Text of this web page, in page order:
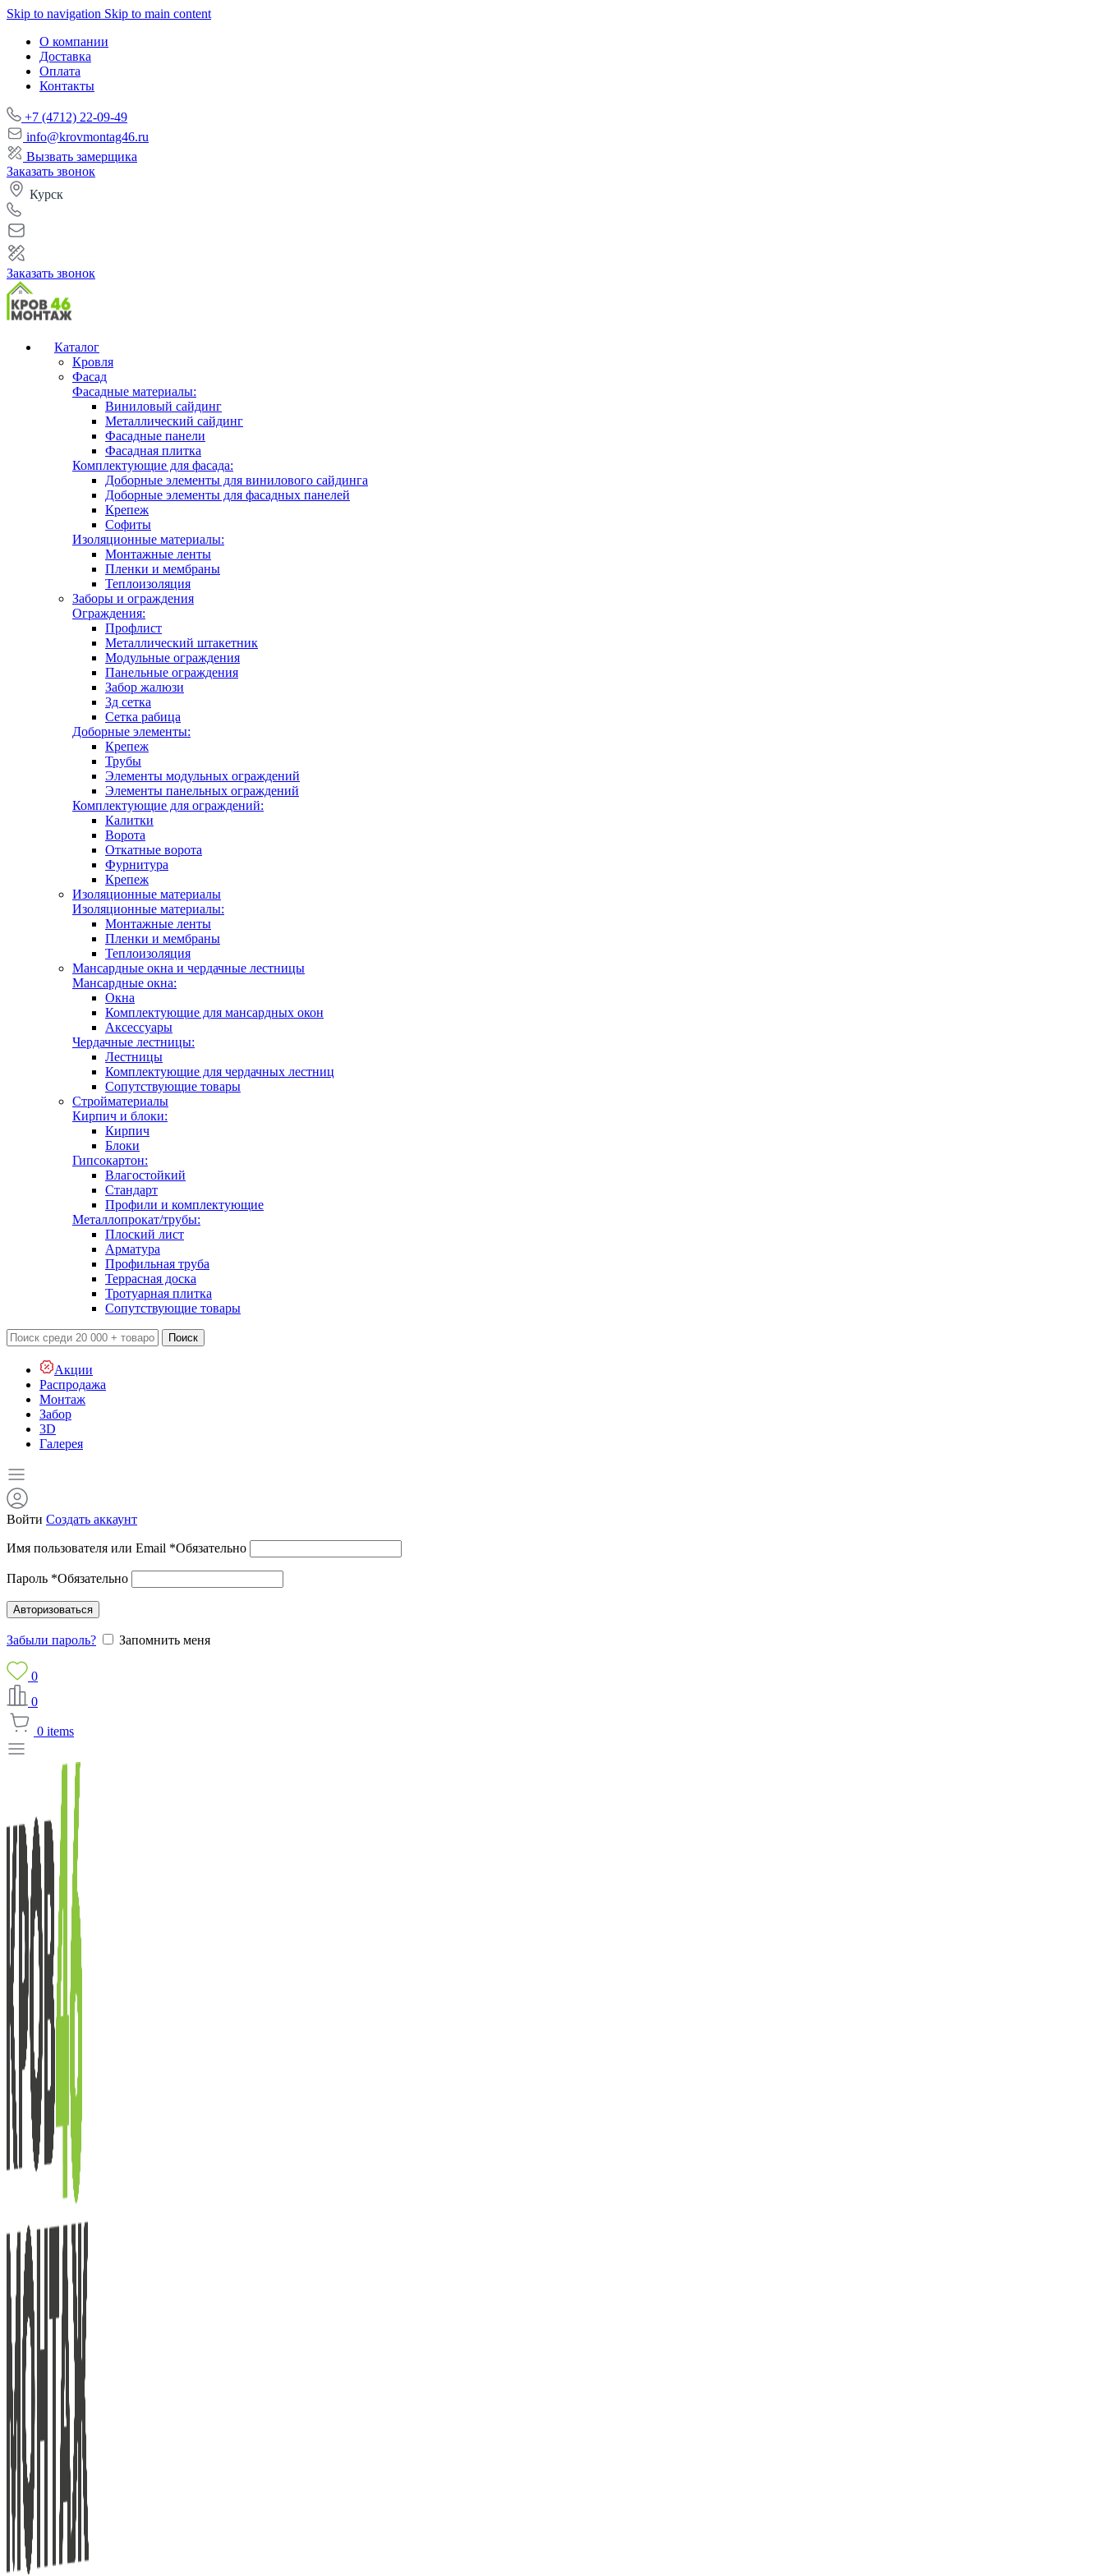
Skip to navigation Skip to main content
О компании
Доставка
Оплата
Контакты
+7 (4712) 22-09-49
info@krovmontag46.ru
Вызвать замерщика
Заказать звонок
Курск
Заказать звонок
Каталог
Кровля
Фасад
Фасадные материалы:
Виниловый сайдинг
Металлический сайдинг
Фасадные панели
Фасадная плитка
Комплектующие для фасада:
Доборные элементы для винилового сайдинга
Доборные элементы для фасадных панелей
Крепеж
Софиты
Изоляционные материалы:
Монтажные ленты
Пленки и мембраны
Теплоизоляция
Заборы и ограждения
Ограждения:
Профлист
Металлический штакетник
Модульные ограждения
Панельные ограждения
Забор жалюзи
3д сетка
Сетка рабица
Доборные элементы:
Крепеж
Трубы
Элементы модульных ограждений
Элементы панельных ограждений
Комплектующие для ограждений:
Калитки
Ворота
Откатные ворота
Фурнитура
Крепеж
Изоляционные материалы
Изоляционные материалы:
Монтажные ленты
Пленки и мембраны
Теплоизоляция
Мансардные окна и чердачные лестницы
Мансардные окна:
Окна
Комплектующие для мансардных окон
Аксессуары
Чердачные лестницы:
Лестницы
Комплектующие для чердачных лестниц
Сопутствующие товары
Стройматериалы
Кирпич и блоки:
Кирпич
Блоки
Гипсокартон:
Влагостойкий
Стандарт
Профили и комплектующие
Металлопрокат/трубы:
Плоский лист
Арматура
Профильная труба
Террасная доска
Тротуарная плитка
Сопутствующие товары
Поиск
Акции
Распродажа
Монтаж
Забор
3D
Галерея
Войти Создать аккаунт
Имя пользователя или Email *Обязательно
Пароль *Обязательно
Авторизоваться
Забыли пароль? Запомнить меня
0
0
0 items